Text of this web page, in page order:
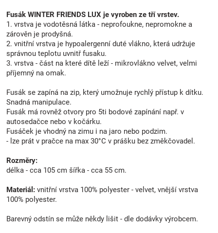
Fusák WINTER FRIENDS LUX je vyroben ze tří vrstev.
1. vrstva je vodotěsná látka - neprofoukne, nepromokne a
zárověn je prodyšná.
2. vnitřní vrstva je hypoalergenní duté vlákno, která udržuje
správnou teplotu uvnitř fusaku.
3. vrstva - část na které dítě leží - mikrovlákno velvet, velmi
příjemný na omak.
Fusák se zapíná na zip, který umožnuje rychlý přístup k dítku.
Snadná manipulace.
Fusák má rovněž otvory pro 5ti bodové zapínání např. v
autosedačce nebo v kočárku.
Fusáček je vhodný na zimu i na jaro nebo podzim.
- lze prát v pračce na max 30°C v prášku bez změkčovadel.
Rozměry:
délka - cca 105 cm šířka - cca 55 cm.
Materiál: vnitřní vrstva 100% polyester - velvet, vnější vrstva
100% polyester.
Barevný odstín se může někdy lišit - dle dodávky výrobcem.